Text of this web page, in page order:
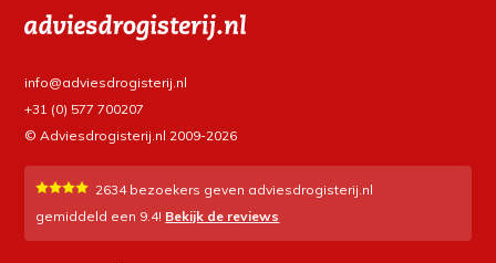
info@adviesdrogisterij.nl
+31 (0) 577 700207
© Adviesdrogisterij.nl 2009-2026
2634bezoekers geven adviesdrogisterij.nl
gemiddeld een 9.4! Bekijk de reviews